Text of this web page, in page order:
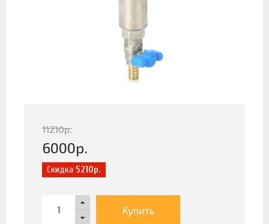
11210р.
6000р.
Скидка 5210р.
Купить